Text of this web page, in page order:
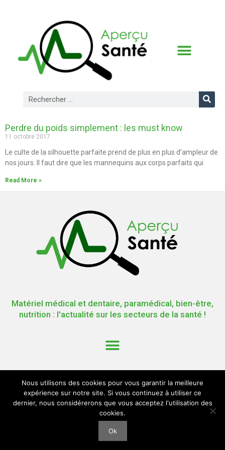
Perdre du poids simplement : les must know
11 octobre 2017
Le culte de la silhouette parfaite prend de plus en plus d’ampleur de
nos jours. Il faut dire que les mannequins aux corps parfaits qui
Read More »
Matériel médical et dentaire, paramédical, bien-être,
nutrition : l'actualité sur les secteurs de la santé !
Nous utilisons des cookies pour vous garantir la meilleure
expérience sur notre site. Si vous continuez à utiliser ce
dernier, nous considérerons que vous acceptez l'utilisation des
cookies.
Ok